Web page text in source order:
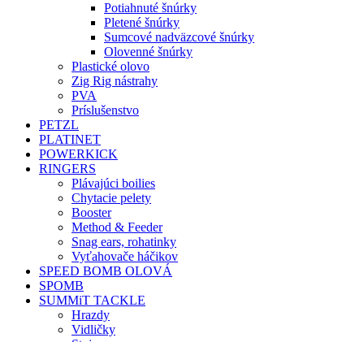
Potiahnuté šnúrky
Pletené šnúrky
Sumcové nadväzcové šnúrky
Olovenné šnúrky
Plastické olovo
Zig Rig nástrahy
PVA
Príslušenstvo
PETZL
PLATINET
POWERKICK
RINGERS
Plávajúci boilies
Chytacie pelety
Booster
Method & Feeder
Snag ears, rohatinky
Vyťahovače háčikov
SPEED BOMB OLOVÁ
SPOMB
SUMMiT TACKLE
Hrazdy
Vidličky